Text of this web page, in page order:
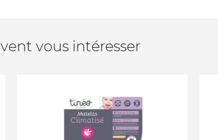
vous intéresser